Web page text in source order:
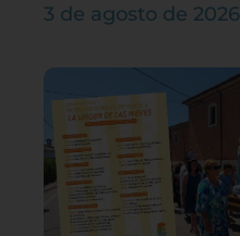
3 de agosto de 2026